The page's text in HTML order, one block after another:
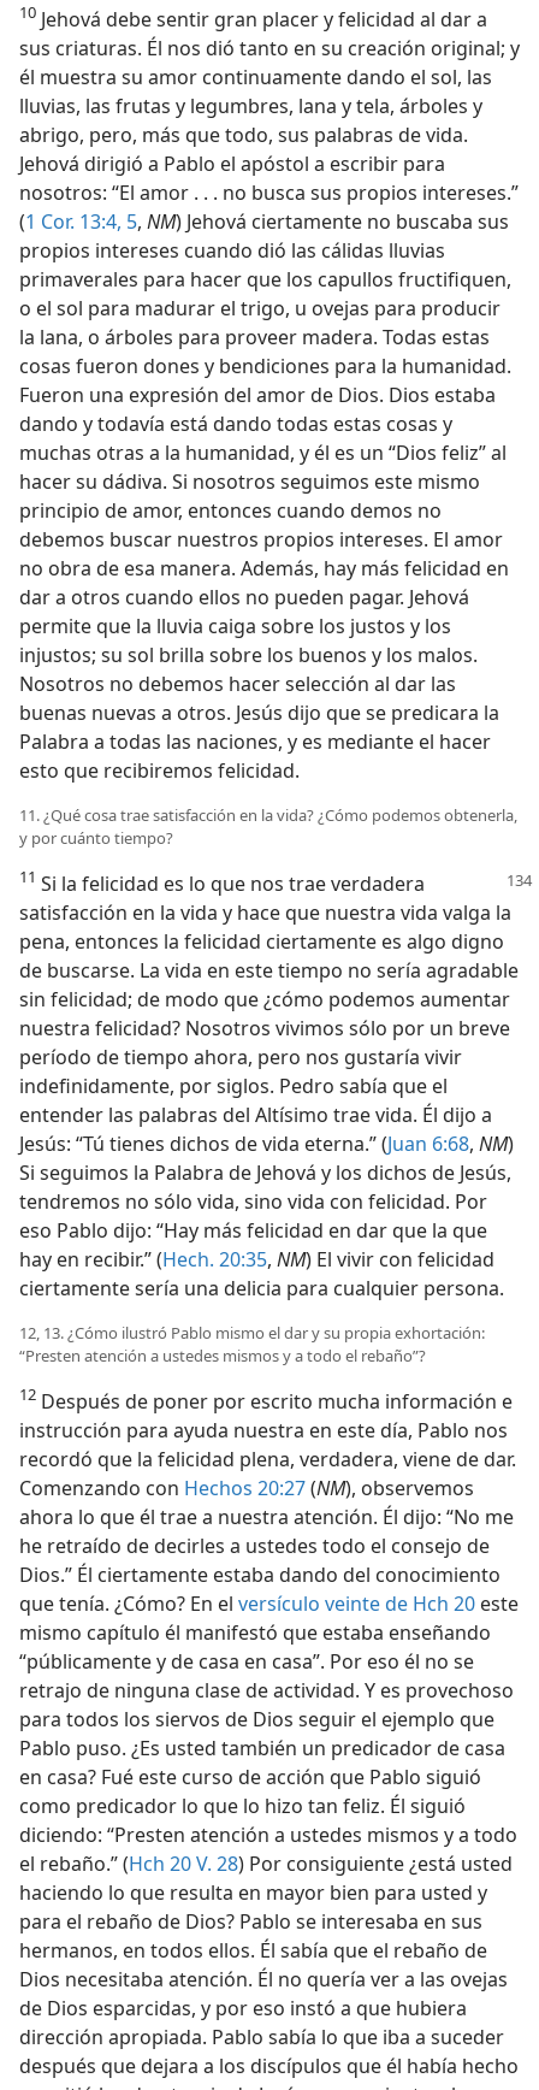
10 Jehová debe sentir gran placer y felicidad al dar a
sus criaturas. Él nos dió tanto en su creación original; y
él muestra su amor continuamente dando el sol, las
lluvias, las frutas y legumbres, lana y tela, árboles y
abrigo, pero, más que todo, sus palabras de vida.
Jehová dirigió a Pablo el apóstol a escribir para
nosotros: “El amor . . . no busca sus propios intereses.”
(1 Cor. 13:4, 5, NM) Jehová ciertamente no buscaba sus
propios intereses cuando dió las cálidas lluvias
primaverales para hacer que los capullos fructifiquen,
o el sol para madurar el trigo, u ovejas para producir
la lana, o árboles para proveer madera. Todas estas
cosas fueron dones y bendiciones para la humanidad.
Fueron una expresión del amor de Dios. Dios estaba
dando y todavía está dando todas estas cosas y
muchas otras a la humanidad, y él es un “Dios feliz” al
hacer su dádiva. Si nosotros seguimos este mismo
principio de amor, entonces cuando demos no
debemos buscar nuestros propios intereses. El amor
no obra de esa manera. Además, hay más felicidad en
dar a otros cuando ellos no pueden pagar. Jehová
permite que la lluvia caiga sobre los justos y los
injustos; su sol brilla sobre los buenos y los malos.
Nosotros no debemos hacer selección al dar las
buenas nuevas a otros. Jesús dijo que se predicara la
Palabra a todas las naciones, y es mediante el hacer
esto que recibiremos felicidad.
11. ¿Qué cosa trae satisfacción en la vida? ¿Cómo podemos obtenerla,
y por cuánto tiempo?
11 Si la felicidad es lo que nos trae verdadera
satisfacción en la vida y hace que nuestra vida valga la
pena, entonces la felicidad ciertamente es algo digno
de buscarse. La vida en este tiempo no sería agradable
sin felicidad; de modo que ¿cómo podemos aumentar
nuestra felicidad? Nosotros vivimos sólo por un breve
período de tiempo ahora, pero nos gustaría vivir
indefinidamente, por siglos. Pedro sabía que el
entender las palabras del Altísimo trae vida. Él dijo a
Jesús: “Tú tienes dichos de vida eterna.” (Juan 6:68, NM)
Si seguimos la Palabra de Jehová y los dichos de Jesús,
tendremos no sólo vida, sino vida con felicidad. Por
eso Pablo dijo: “Hay más felicidad en dar que la que
hay en recibir.” (Hech. 20:35, NM) El vivir con felicidad
ciertamente sería una delicia para cualquier persona.
12, 13. ¿Cómo ilustró Pablo mismo el dar y su propia exhortación:
“Presten atención a ustedes mismos y a todo el rebaño”?
12 Después de poner por escrito mucha información e
instrucción para ayuda nuestra en este día, Pablo nos
recordó que la felicidad plena, verdadera, viene de dar.
Comenzando con Hechos 20:27(NM), observemos
ahora lo que él trae a nuestra atención. Él dijo: “No me
he retraído de decirles a ustedes todo el consejo de
Dios.” Él ciertamente estaba dando del conocimiento
que tenía. ¿Cómo? En el versículo veinte de Hch 20 este
mismo capítulo él manifestó que estaba enseñando
“públicamente y de casa en casa”. Por eso él no se
retrajo de ninguna clase de actividad. Y es provechoso
para todos los siervos de Dios seguir el ejemplo que
Pablo puso. ¿Es usted también un predicador de casa
en casa? Fué este curso de acción que Pablo siguió
como predicador lo que lo hizo tan feliz. Él siguió
diciendo: “Presten atención a ustedes mismos y a todo
el rebaño.” (Hch 20 V. 28) Por consiguiente ¿está usted
haciendo lo que resulta en mayor bien para usted y
para el rebaño de Dios? Pablo se interesaba en sus
hermanos, en todos ellos. Él sabía que el rebaño de
Dios necesitaba atención. Él no quería ver a las ovejas
de Dios esparcidas, y por eso instó a que hubiera
dirección apropiada. Pablo sabía lo que iba a suceder
después que dejara a los discípulos que él había hecho